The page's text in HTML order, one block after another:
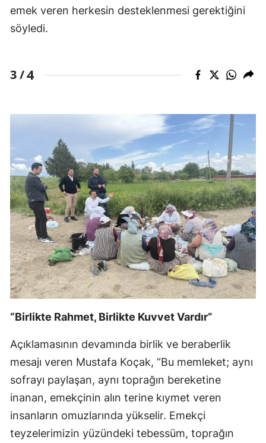
emek veren herkesin desteklenmesi gerektiğini
söyledi.
3 /4
“Birlikte Rahmet, Birlikte Kuvvet Vardır”
Açıklamasının devamında birlik ve beraberlik
mesajı veren Mustafa Koçak, “Bu memleket; aynı
sofrayı paylaşan, aynı toprağın bereketine
inanan, emekçinin alın terine kıymet veren
insanların omuzlarında yükselir. Emekçi
teyzelerimizin yüzündeki tebessüm, toprağın